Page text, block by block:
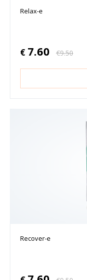
Relax-e
€ 7.60 €9.50
Recover-e